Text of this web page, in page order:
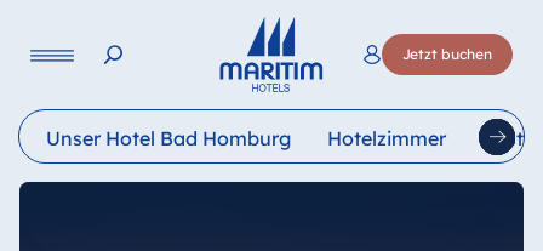
Jetzt buchen
Unser Hotel Bad Homburg Hotelzimmer